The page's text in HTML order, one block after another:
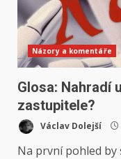
Názory a komentáře
Glosa: Nahradí
zastupitele?
Václav Dolejší
Na první pohled by